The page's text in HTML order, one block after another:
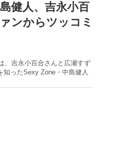
健人、吉永小百
ンからツッコミ
、吉永小百合さんと広瀬すず
知ったSexy Zone・中島健人